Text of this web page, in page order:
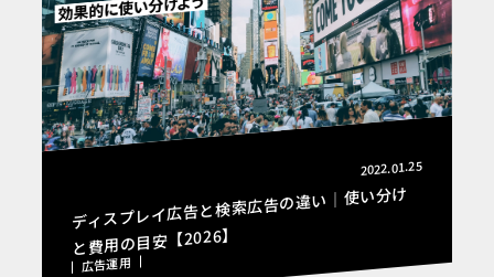
2022.01.25
ディスプレイ広告と検索広告の違い｜使い分け
と費用の目安【2026】
広告運用